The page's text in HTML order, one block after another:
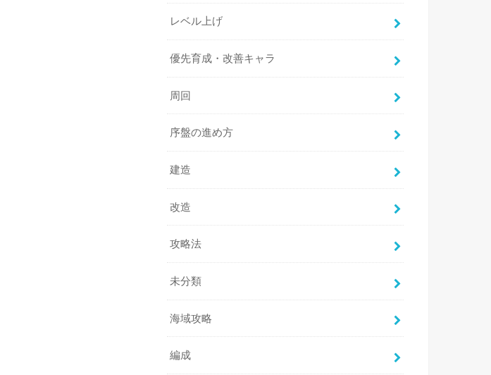
レベル上げ
優先育成・改善キャラ
周回
序盤の進め方
建造
改造
攻略法
未分類
海域攻略
編成